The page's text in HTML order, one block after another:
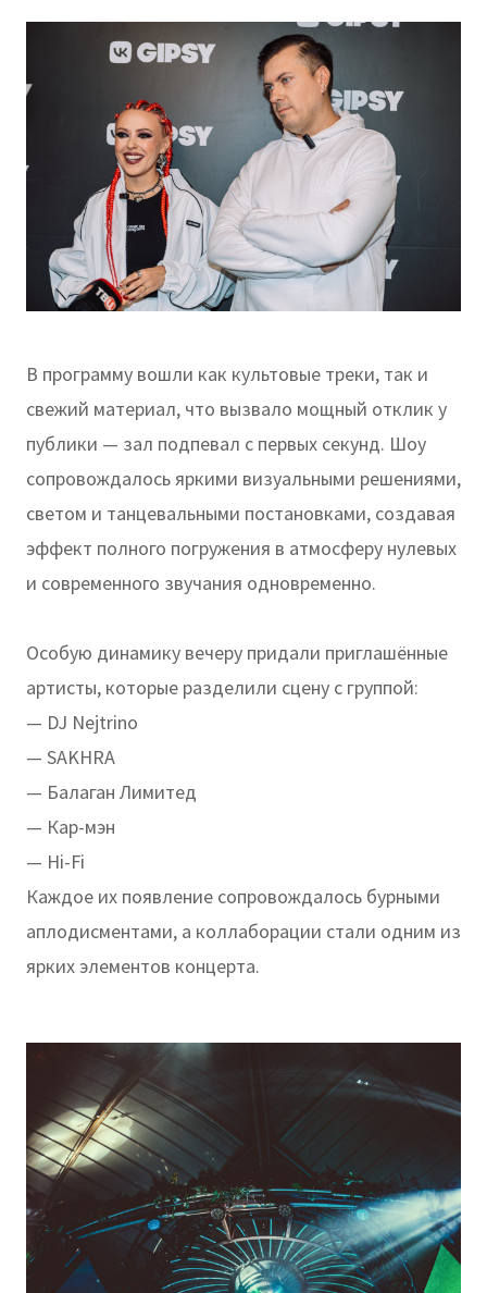
В программу вошли как культовые треки, так и
свежий материал, что вызвало мощный отклик у
публики — зал подпевал с первых секунд. Шоу
сопровождалось яркими визуальными решениями,
светом и танцевальными постановками, создавая
эффект полного погружения в атмосферу нулевых
и современного звучания одновременно.
Особую динамику вечеру придали приглашённые
артисты, которые разделили сцену с группой:
— DJ Nejtrino
— SAKHRA
— Балаган Лимитед
— Кар-мэн
— Hi-Fi
Каждое их появление сопровождалось бурными
аплодисментами, а коллаборации стали одним из
ярких элементов концерта.